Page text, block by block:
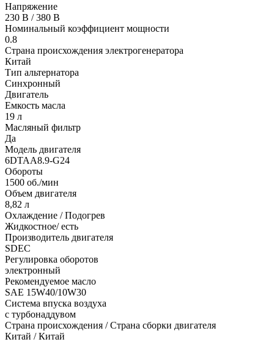
Напряжение
230 В / 380 В
Номинальный коэффициент мощности
0.8
Страна происхождения электрогенератора
Китай
Тип альтернатора
Синхронный
Двигатель
Емкость масла
19 л
Масляный фильтр
Да
Модель двигателя
6DTAA8.9-G24
Обороты
1500 об./мин
Объем двигателя
8,82 л
Охлаждение / Подогрев
Жидкостное/ есть
Производитель двигателя
SDEC
Регулировка оборотов
электронный
Рекомендуемое масло
SAE 15W40/10W30
Система впуска воздуха
с турбонаддувом
Страна происхождения / Страна сборки двигателя
Китай / Китай